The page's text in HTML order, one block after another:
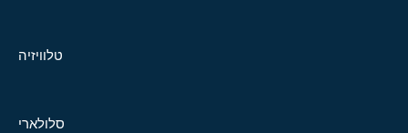
טלוויזיה
סלולארי